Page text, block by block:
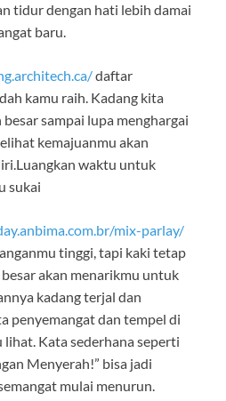
tidur dengan hati lebih damai
baru.
daftar
kamu raih. Kadang kita
sampai lupa menghargai
kemajuanmu akan
waktu untuk
sukai
mix-parlay/
tinggi, tapi kaki tetap
akan menarikmu untuk
kadang terjal dan
penyemangat dan tempel di
Kata sederhana seperti
Menyerah!” bisa jadi
mulai menurun.